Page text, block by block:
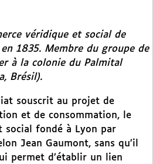
véridique et social de
1835. Membre du groupe de
à la colonie du Palmital
Brésil).
souscrit au projet de
et de consommation, le
social fondé à Lyon par
Jean Gaumont, sans qu’il
permet d’établir un lien